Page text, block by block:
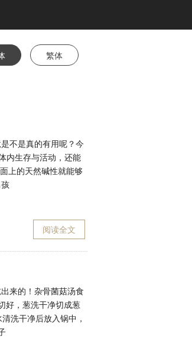
繁体
不是真的有用呢？今
内生存与活动，还能
上的天然碱性就能够
阅读全文
来的！杂骨菌菇汤食
好，葱洗干净切成葱
洗干净后放入锅中，